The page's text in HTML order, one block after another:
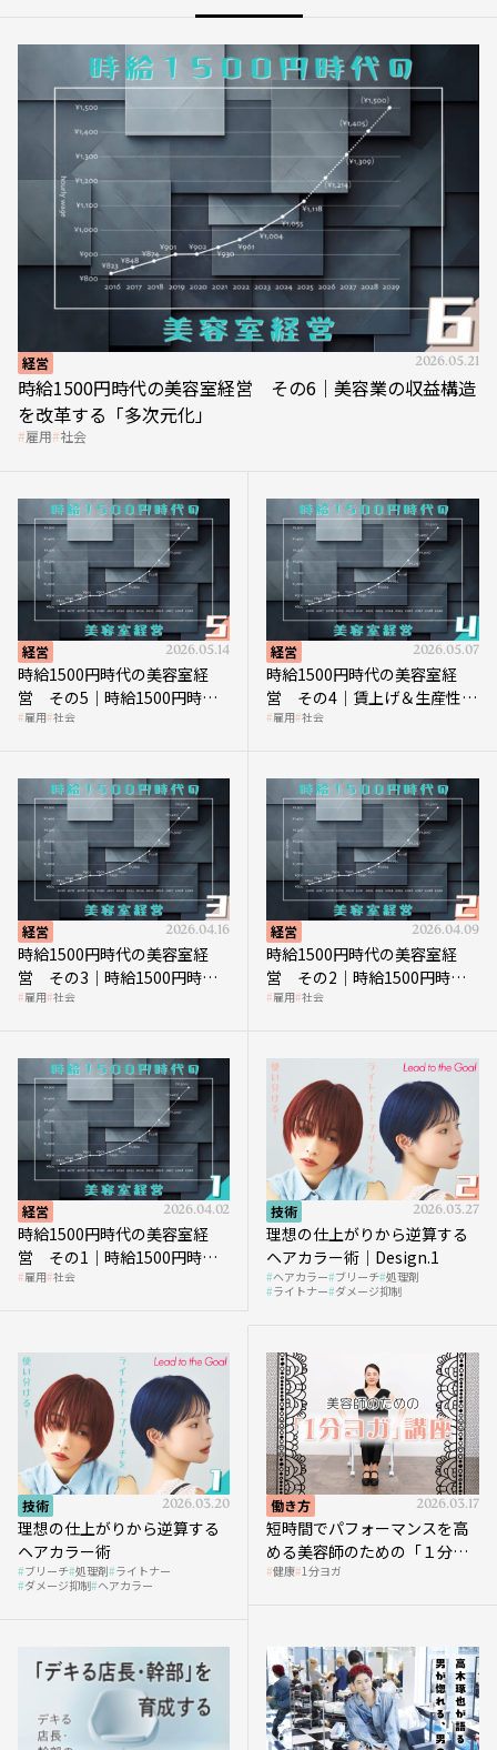
経営 2026.05.21
時給1500円時代の美容室経営 その6｜美容業の収益構造
を改革する「多次元化」
雇用 社会
経営 2026.05.14
時給1500円時代の美容室経
営 その5｜時給1500円時代
の到来は美容業の収益構造を
雇用 社会
経営 2026.05.07
時給1500円時代の美容室経
営 その4｜賃上げ＆生産性向
上につなげる賢い助成金活用
雇用 社会
経営 2026.04.16
時給1500円時代の美容室経
営 その3｜時給1500円時
代、美容業はどのような影響
雇用 社会
経営 2026.04.09
時給1500円時代の美容室経
営 その2｜時給1500円時代
に支払う給与はいくらなのか
雇用 社会
経営 2026.04.02
時給1500円時代の美容室経
営 その1｜時給1500円時代
へ向かう社会的背景
雇用 社会
技術 2026.03.27
理想の仕上がりから逆算する
ヘアカラー術｜Design.1
ヘアカラー ブリーチ 処理剤
ライトナー ダメージ抑制
技術 2026.03.20
理想の仕上がりから逆算する
ヘアカラー術
ブリーチ 処理剤 ライトナー
ダメージ抑制 ヘアカラー
働き方 2026.03.17
短時間でパフォーマンスを高
める美容師のための「１分ヨ
ガ」講座｜実践編
健康 1分ヨガ